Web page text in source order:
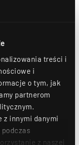
treści i
i
o tym, jak
partnerom
z innymi danymi
podczas
z naszej